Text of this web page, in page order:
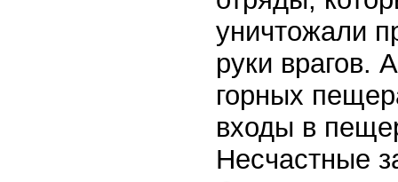
уничтожали
руки врагов.
горных
входы в
Несчастные